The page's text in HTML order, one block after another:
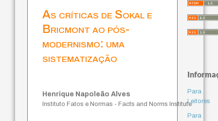
As críticas de Sokal e
Bricmont ao pós-
modernismo: uma
sistematização
Henrique Napoleão Alves
Instituto Fatos e Normas - Facts and Norms Institute
Para
Leitores
Para